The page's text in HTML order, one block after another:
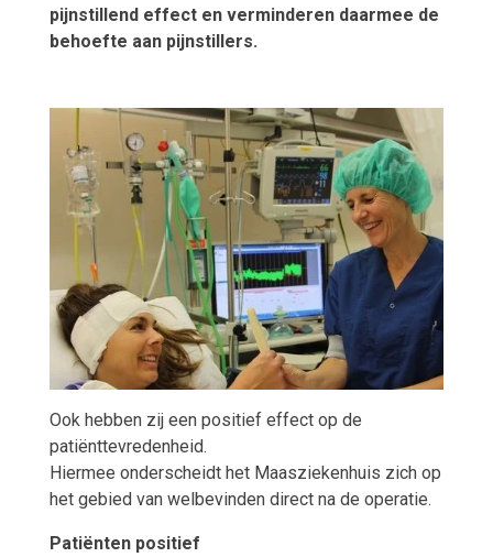
pijnstillend effect en verminderen daarmee de
behoefte aan pijnstillers.
Ook hebben zij een positief effect op de
patiënttevredenheid.
Hiermee onderscheidt het Maasziekenhuis zich op
het gebied van welbevinden direct na de operatie.
Patiënten positief